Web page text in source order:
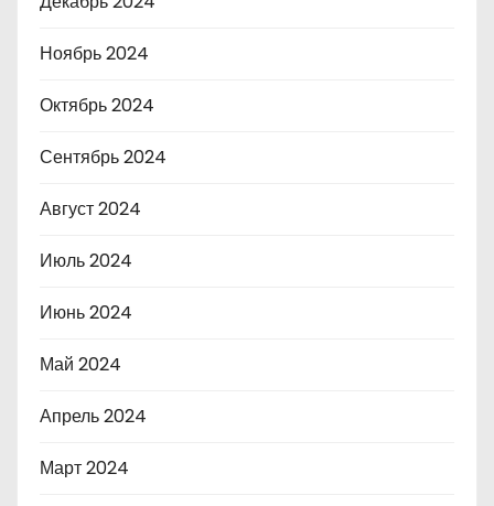
Ноябрь 2024
Октябрь 2024
Сентябрь 2024
Август 2024
Июль 2024
Июнь 2024
Май 2024
Апрель 2024
Март 2024